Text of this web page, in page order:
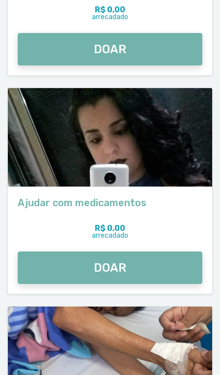
R$ 0,00
arrecadado
DOAR
Ajudar com medicamentos
R$ 0,00
arrecadado
DOAR